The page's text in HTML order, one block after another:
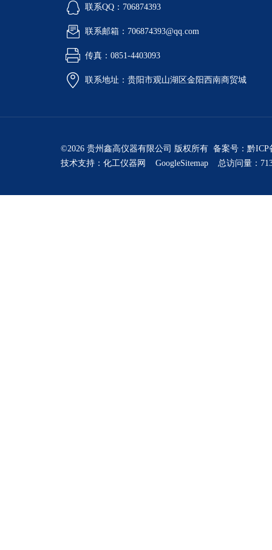
联系QQ：706874393
联系邮箱：706874393@qq.com
传真：0851-4403093
联系地址：贵阳市观山湖区金阳西南商贸城
©2026 贵州鑫高仪器有限公司 版权所有 备案号： 黔ICP
技术支持： 化工仪器网 GoogleSitemap 总访问量：